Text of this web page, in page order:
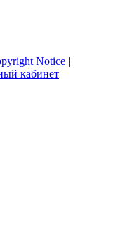
Notice |
кабинет